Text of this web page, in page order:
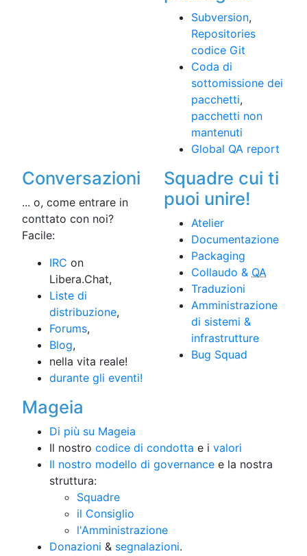
Subversion,
Repositories
codice Git
Coda di
sottomissione dei
pacchetti,
pacchetti non
mantenuti
Global QA report
Conversazioni
... o, come entrare in
conttato con noi?
Facile:
IRC on
Libera.Chat,
Liste di
distribuzione,
Forums,
Blog,
nella vita reale!
durante gli eventi!
Squadre cui ti
puoi unire!
Atelier
Documentazione
Packaging
Collaudo & QA
Traduzioni
Amministrazione
di sistemi &
infrastrutture
Bug Squad
Mageia
Di più su Mageia
Il nostro codice di condotta e i valori
Il nostro modello di governance e la nostra
struttura:
Squadre
il Consiglio
l'Amministrazione
Donazioni & segnalazioni.